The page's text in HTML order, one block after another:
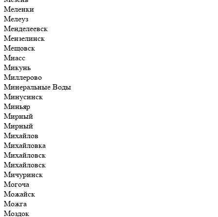
Меленки
Мелеуз
Менделеевск
Мензелинск
Мещовск
Миасс
Микунь
Миллерово
Минеральные Воды
Минусинск
Миньяр
Мирный
Мирный
Михайлов
Михайловка
Михайловск
Михайловск
Мичуринск
Могоча
Можайск
Можга
Моздок